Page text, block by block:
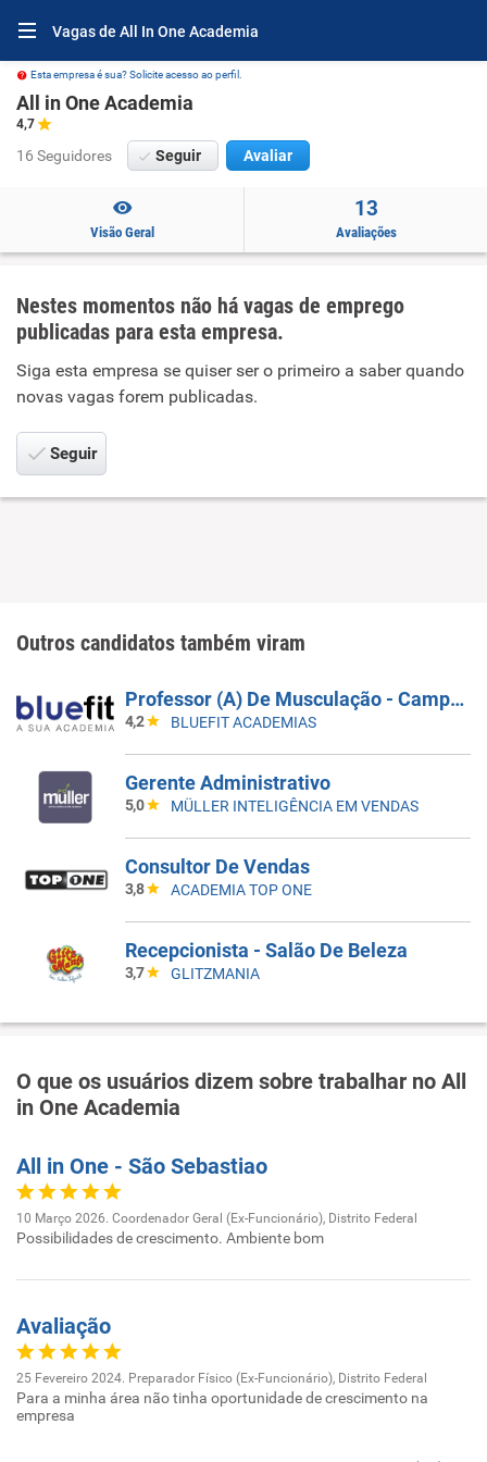
Vagas de All In One Academia
Esta empresa é sua? Solicite acesso ao perfil.
All in One Academia
4,7
16 Seguidores Seguir Avaliar
Visão Geral
13
Avaliações
Nestes momentos não há vagas de emprego
publicadas para esta empresa.
Siga esta empresa se quiser ser o primeiro a saber quando
novas vagas forem publicadas.
Seguir
Outros candidatos também viram
Professor (A) De Musculação - Campinas/Sp - Inauguração (HORÁRIO 18H00 Ás 22H00))
4,2 BLUEFIT ACADEMIAS
Gerente Administrativo
5,0 MÜLLER INTELIGÊNCIA EM VENDAS
Consultor De Vendas
3,8 ACADEMIA TOP ONE
Recepcionista - Salão De Beleza
3,7 GLITZMANIA
O que os usuários dizem sobre trabalhar no All
in One Academia
All in One - São Sebastiao
10 Março 2026. Coordenador Geral (Ex-Funcionário), Distrito Federal
Possibilidades de crescimento. Ambiente bom
Avaliação
25 Fevereiro 2024. Preparador Físico (Ex-Funcionário), Distrito Federal
Para a minha área não tinha oportunidade de crescimento na
empresa